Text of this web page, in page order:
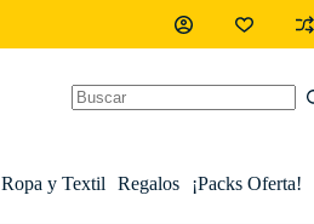
Ropa y Textil Regalos ¡Packs Oferta!